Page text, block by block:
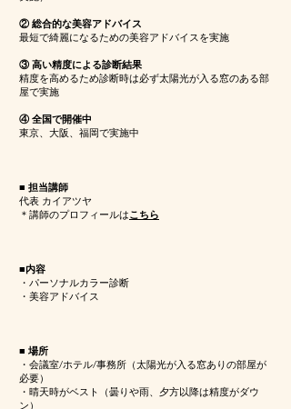
② 総合的な美容アドバイス
最短で綺麗になるための美容アドバイスを実施
③ 高い精度による診断結果
精度を高めるため診断時は必ず太陽光が入る窓のある部
屋で実施
④ 全国で開催中
東京、大阪、福岡で実施中
■ 担当講師
代表 カイアツヤ
＊講師のプロフィールはこちら
■内容
・パーソナルカラー診断
・美容アドバイス
■ 場所
・会議室/ホテル/事務所（太陽光が入る窓ありの部屋が
必要）
・晴天時がベスト（曇りや雨、夕方以降は精度がダウ
ン）